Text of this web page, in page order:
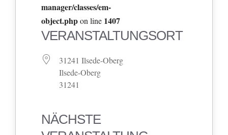
manager/classes/em-
object.phpon line 1407
VERANSTALTUNGSORT
31241 Ilsede-Oberg
Ilsede-Oberg
31241
NÄCHSTE